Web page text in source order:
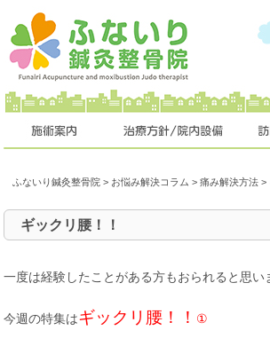
ふないり鍼灸整骨院 > お悩み解決コラム > 痛み解決方法 >
ギックリ腰！！
一度は経験したことがある方もおられると思い
今週の特集はギックリ腰！！ ①